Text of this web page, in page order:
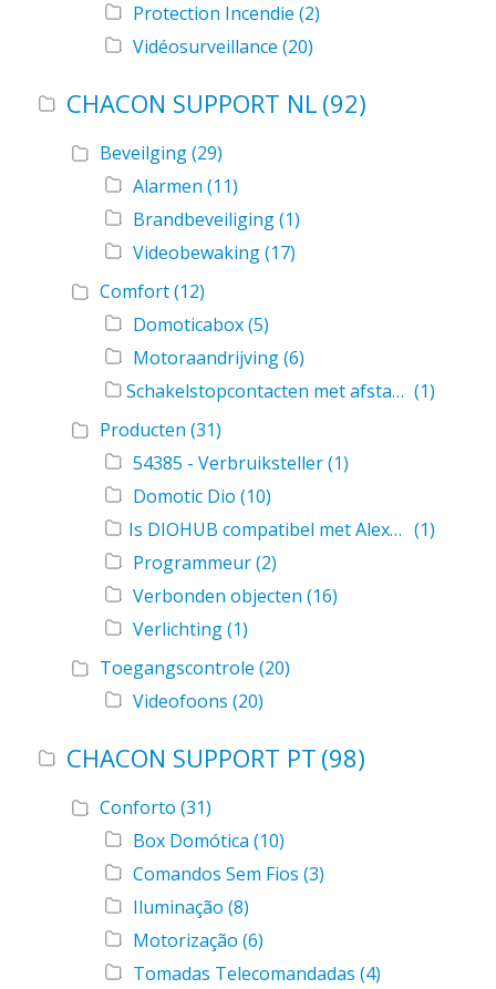
Protection Incendie (2)
Vidéosurveillance (20)
CHACON SUPPORT NL (92)
Beveilging(29)
Alarmen (11)
Brandbeveiliging(1)
Videobewaking(17)
Comfort(12)
Domoticabox(5)
Motoraandrijving(6)
Schakelstopcontacten met afstandsbediening (1)
Producten (31)
54385 - Verbruiksteller(1)
Domotic Dio (10)
Is DIOHUB compatibel met Alexa Amazon (1)
Programmeur(2)
Verbonden objecten (16)
Verlichting(1)
Toegangscontrole (20)
Videofoons (20)
CHACON SUPPORT PT (98)
Conforto (31)
Box Domótica (10)
Comandos Sem Fios (3)
Iluminação (8)
Motorização (6)
Tomadas Telecomandadas (4)